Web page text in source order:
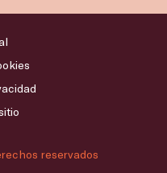
reservados